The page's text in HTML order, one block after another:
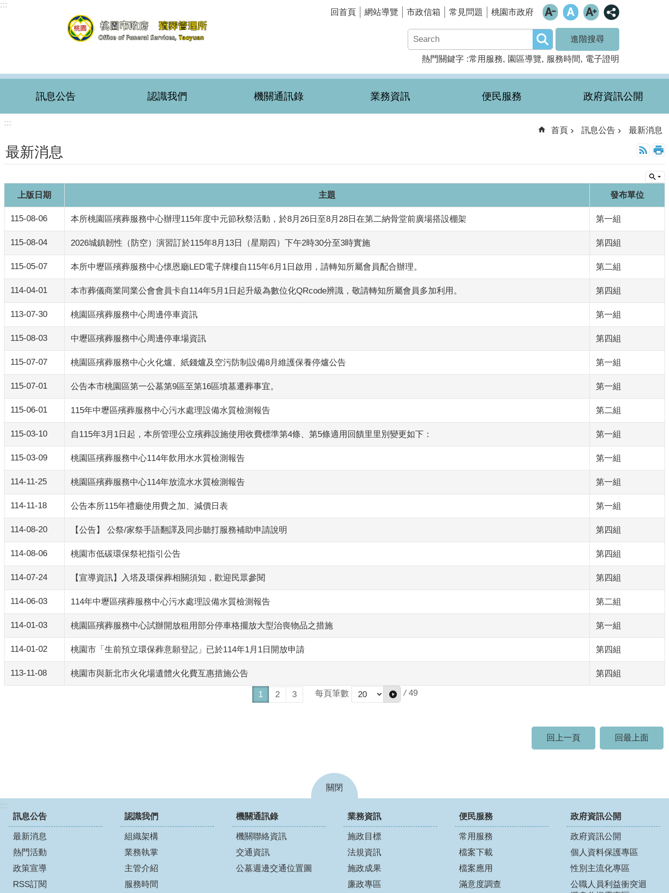
跳到主要內容區塊
:::
回首頁 網站導覽 市政信箱 常見問題 桃園市政府
進階搜尋
熱門關鍵字 常用服務 園區導覽 服務時間 電子證明
訊息公告 認識我們 機關通訊錄 業務資訊 便民服務 政府資訊公開
:::
首頁 訊息公告 最新消息
最新消息
上版日期 主題 發布單位
115-08-06 本所桃園區殯葬服務中心辦理115年度中元節秋祭活動，於8月26日至8月28日在第二納骨堂前廣場搭設棚架 第一組
115-08-04 2026城鎮韌性（防空）演習訂於115年8月13日（星期四）下午2時30分至3時實施 第四組
115-05-07 本所中壢區殯葬服務中心懷恩廳LED電子牌樓自115年6月1日啟用，請轉知所屬會員配合辦理。 第二組
114-04-01 本市葬儀商業同業公會會員卡自114年5月1日起升級為數位化QRcode辨識，敬請轉知所屬會員多加利用。 第四組
113-07-30 桃園區殯葬服務中心周邊停車資訊 第一組
115-08-03 中壢區殯葬服務中心周邊停車場資訊 第四組
115-07-07 桃園區殯葬服務中心火化爐、紙錢爐及空污防制設備8月維護保養停爐公告 第一組
115-07-01 公告本市桃園區第一公墓第9區至第16區墳墓遷葬事宜。 第一組
115-06-01 115年中壢區殯葬服務中心污水處理設備水質檢測報告 第二組
115-03-10 自115年3月1日起，本所管理公立殯葬設施使用收費標準第4條、第5條適用回饋里里別變更如下： 第一組
115-03-09 桃園區殯葬服務中心114年飲用水水質檢測報告 第一組
114-11-25 桃園區殯葬服務中心114年放流水水質檢測報告 第一組
114-11-18 公告本所115年禮廳使用費之加、減價日表 第一組
114-08-20 【公告】 公祭/家祭手語翻譯及同步聽打服務補助申請說明 第四組
114-08-06 桃園市低碳環保祭祀指引公告 第四組
114-07-24 【宣導資訊】入塔及環保葬相關須知，歡迎民眾參閱 第四組
114-06-03 114年中壢區殯葬服務中心污水處理設備水質檢測報告 第二組
114-01-03 桃園區殯葬服務中心試辦開放租用部分停車格擺放大型治喪物品之措施 第一組
114-01-02 桃園市「生前預立環保葬意願登記」已於114年1月1日開放申請 第四組
113-11-08 桃園市與新北市火化場遺體火化費互惠措施公告 第四組
1 2 3 每頁筆數 / 49
回上一頁 回最上面
關閉
:::
訊息公告
最新消息
熱門活動
政策宣導
RSS訂閱
認識我們
組織架構
業務執掌
主管介紹
服務時間
機關通訊錄
機關聯絡資訊
交通資訊
公墓週邊交通位置圖
業務資訊
施政目標
法規資訊
施政成果
廉政專區
便民服務
常用服務
檔案下載
檔案應用
滿意度調查
政府資訊公開
政府資訊公開
個人資料保護專區
性別主流化專區
公職人員利益衝突迴